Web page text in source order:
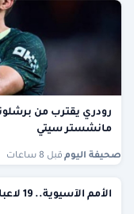
رودري يقترب من
مانشستر سيتي
صحيفة اليوم قبل 8 ساعات
الأمم الآسيوية.. 19 لاعبا يمثلون أخضر سلة 3x3